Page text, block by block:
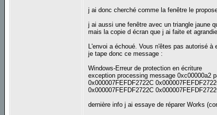
j ai donc cherché comme la fenêtre le
j ai aussi une fenêtre avec un triangle jaune
mais la copie d écran que j ai faite et
L'envoi a échoué. Vous n'êtes pas autorisé à
je tape donc ce message :
Windows-Erreur de protection en écriture
exception processing message 0xc00000a2
0x000007FEFDF2722C
0x000007FEFDF2722C
dernière info j ai essaye de réparer Works